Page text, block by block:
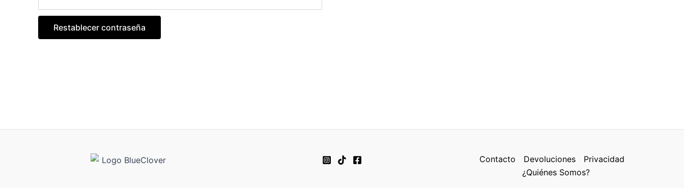
Restablecer contraseña
Contacto Devoluciones
Privacidad
¿Quiénes Somos?